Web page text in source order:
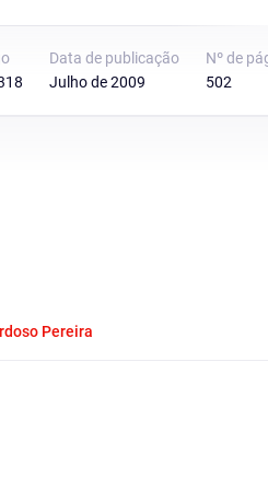
Data de publicação
Julho de 2009
Nº de
502
Pereira